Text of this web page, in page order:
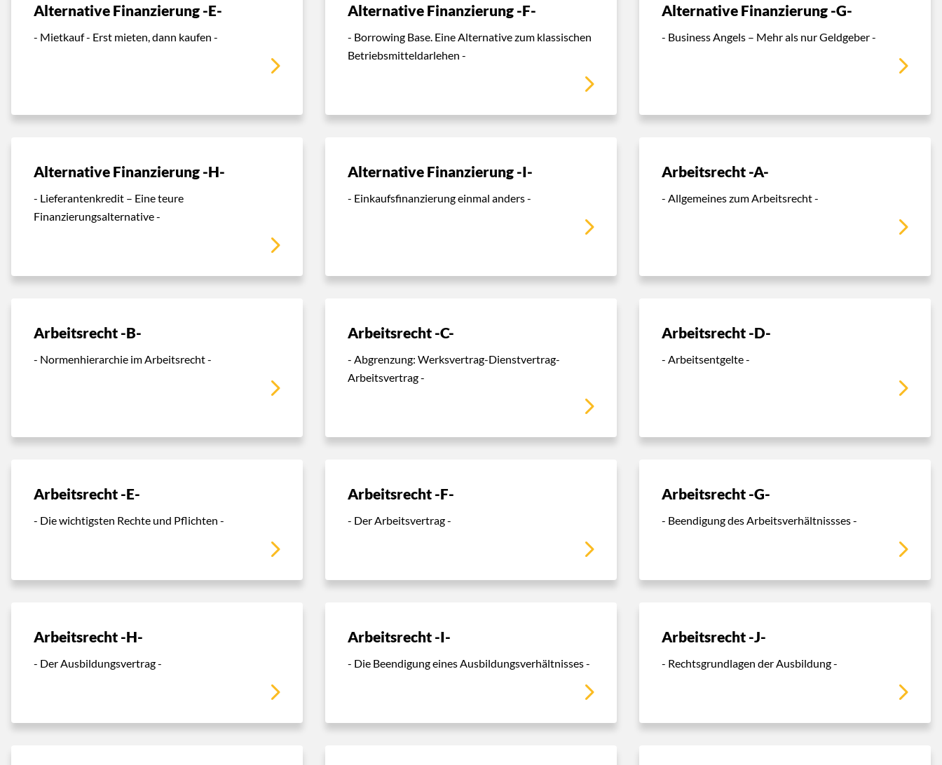
Alternative Finanzierung -E-
- Mietkauf - Erst mieten, dann kaufen -
Alternative Finanzierung -F-
- Borrowing Base. Eine Alternative zum klassischen
Betriebsmitteldarlehen -
Alternative Finanzierung -G-
- Business Angels – Mehr als nur Geldgeber -
Alternative Finanzierung -H-
- Lieferantenkredit – Eine teure
Finanzierungsalternative -
Alternative Finanzierung -I-
- Einkaufsfinanzierung einmal anders -
Arbeitsrecht -A-
- Allgemeines zum Arbeitsrecht -
Arbeitsrecht -B-
- Normenhierarchie im Arbeitsrecht -
Arbeitsrecht -C-
- Abgrenzung: Werksvertrag-Dienstvertrag-
Arbeitsvertrag -
Arbeitsrecht -D-
- Arbeitsentgelte -
Arbeitsrecht -E-
- Die wichtigsten Rechte und Pflichten -
Arbeitsrecht -F-
- Der Arbeitsvertrag -
Arbeitsrecht -G-
- Beendigung des Arbeitsverhältnissses -
Arbeitsrecht -H-
- Der Ausbildungsvertrag -
Arbeitsrecht -I-
- Die Beendigung eines Ausbildungsverhältnisses -
Arbeitsrecht -J-
- Rechtsgrundlagen der Ausbildung -